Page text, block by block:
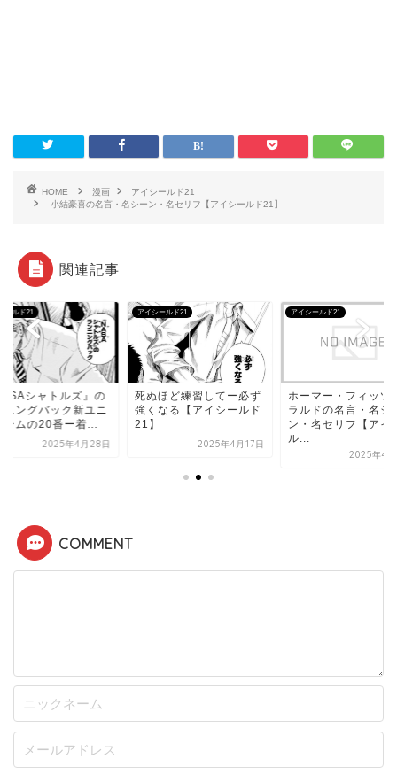
HOME 漫画
アイシールド21
小結豪喜の名言・名シーン・名セリフ【アイシールド21】
関連記事
ールド21
シャトルズ』の
ニングバック新ユニ
ームの20番ー着...
2025年4月28日
アイシールド21
死ぬほど練習してー必ず
強くなる【アイシールド
21】
2025年4月17日
アイシールド21
ホーマー・フィッツ
ラルドの名言・名シ
ン・名セリフ【アイ
ル...
2025年4
COMMENT